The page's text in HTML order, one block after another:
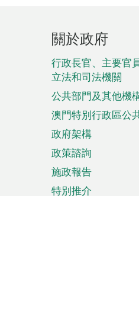
頁
腳
菜
單
關於政府
行政長官、主要官員
立法和司法機關
公共部門及其他機
澳門特別行政區公
政府架構
政策諮詢
施政報告
特別推介